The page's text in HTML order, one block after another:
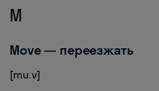
M
Move — переезжать
[muːv]